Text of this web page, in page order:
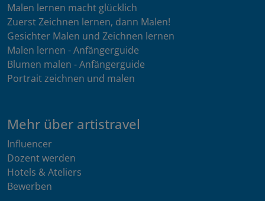
Malen lernen macht glücklich
Zuerst Zeichnen lernen, dann Malen!
Gesichter Malen und Zeichnen lernen
Malen lernen - Anfängerguide
Blumen malen - Anfängerguide
Portrait zeichnen und malen
Mehr über artistravel
Influencer
Dozent werden
Hotels & Ateliers
Bewerben